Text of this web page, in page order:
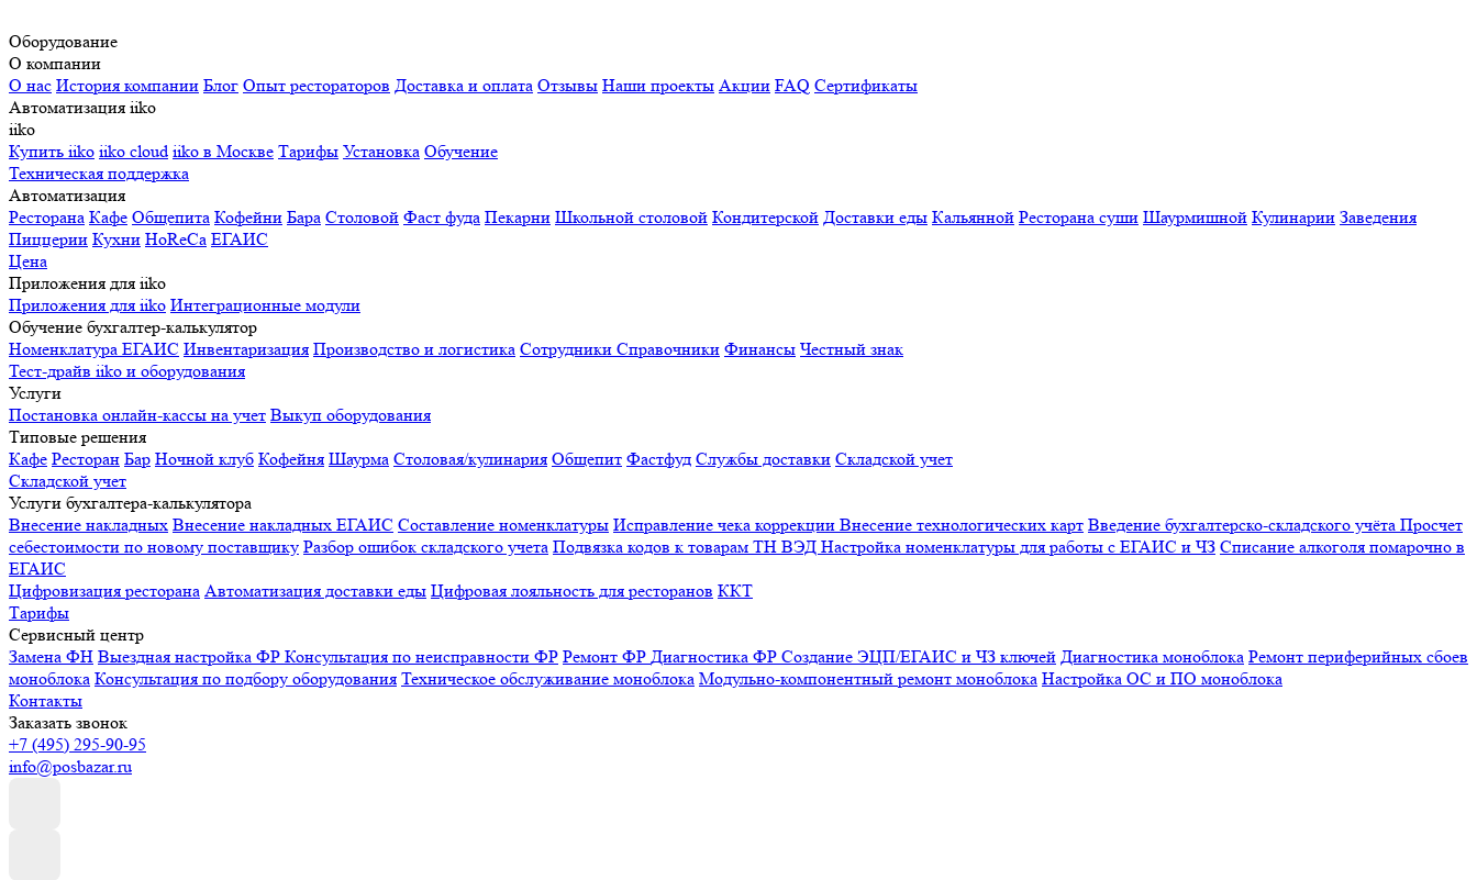
Оборудование
О компании
О нас История компании Блог Опыт рестораторов Доставка и оплата Отзывы Наши проекты Акции FAQ Сертификаты
Автоматизация iiko
iiko
Купить iiko iiko cloud iiko в Москве Тарифы Установка Обучение
Техническая поддержка
Автоматизация
Ресторана Кафе Общепита Кофейни Бара Столовой Фаст фуда Пекарни Школьной столовой Кондитерской Доставки еды Кальянной Ресторана суши Шаурмишной Кулинарии Заведения
Пиццерии Кухни HoReCa ЕГАИС
Цена
Приложения для iiko
Приложения для iiko Интеграционные модули
Обучение бухгалтер-калькулятор
Номенклатура ЕГАИС Инвентаризация Производство и логистика Сотрудники Справочники Финансы Честный знак
Тест-драйв iiko и оборудования
Услуги
Постановка онлайн-кассы на учет Выкуп оборудования
Типовые решения
Кафе Ресторан Бар Ночной клуб Кофейня Шаурма Столовая/кулинария Общепит Фастфуд Службы доставки Складской учет
Складской учет
Услуги бухгалтера-калькулятора
Внесение накладных Внесение накладных ЕГАИС Составление номенклатуры Исправление чека коррекции Внесение технологических карт Введение бухгалтерско-складского учёта Просчет
себестоимости по новому поставщику Разбор ошибок складского учета Подвязка кодов к товарам ТН ВЭД Настройка номенклатуры для работы с ЕГАИС и ЧЗ Списание алкоголя помарочно в
ЕГАИС
Цифровизация ресторана Автоматизация доставки еды Цифровая лояльность для ресторанов ККТ
Тарифы
Сервисный центр
Замена ФН Выездная настройка ФР Консультация по неисправности ФР Ремонт ФР Диагностика ФР Создание ЭЦП/ЕГАИС и ЧЗ ключей Диагностика моноблока Ремонт периферийных сбоев
моноблока Консультация по подбору оборудования Техническое обслуживание моноблока Модульно-компонентный ремонт моноблока Настройка ОС и ПО моноблока
Контакты
Заказать звонок
+7 (495) 295-90-95
info@posbazar.ru